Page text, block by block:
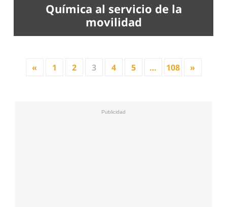
Química al servicio de la
movilidad
« 1 2 3 4 5 … 108 »